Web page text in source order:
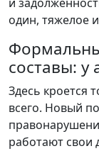
один, тяжелое
составы: у
Здесь кроется
всего. Новый
работают свои